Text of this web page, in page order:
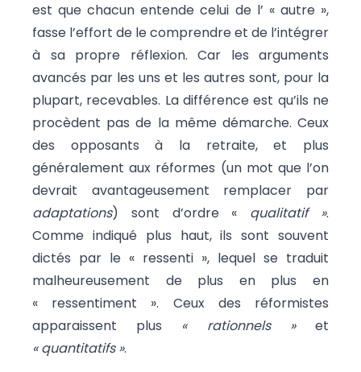
est que chacun entende celui de l’ « autre »,
fasse l’effort de le comprendre et de l’intégrer
à sa propre réflexion. Car les arguments
avancés par les uns et les autres sont, pour la
plupart, recevables. La différence est qu’ils ne
procèdent pas de la même démarche. Ceux
des opposants à la retraite, et plus
généralement aux réformes (un mot que l’on
devrait avantageusement remplacer par
adaptations) sont d’ordre « qualitatif ».
Comme indiqué plus haut, ils sont souvent
dictés par le « ressenti », lequel se traduit
malheureusement de plus en plus en
« ressentiment ». Ceux des réformistes
apparaissent plus « rationnels »et
« quantitatifs ».